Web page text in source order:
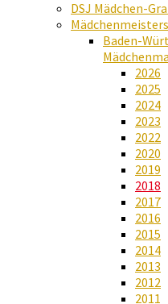
DSJ Mädchen-
Baden-
2026
2025
2024
2023
2022
2020
2019
2018
2017
2016
2015
2014
2013
2012
2011